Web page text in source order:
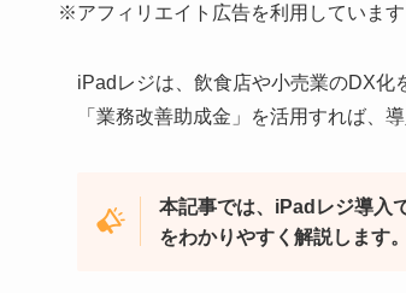
※アフィリエイト広告を利用しています
iPadレジは、飲食店や小売業のDX化
「業務改善助成金」を活用すれば、
本記事では、iPadレジ導入
をわかりやすく解説します。